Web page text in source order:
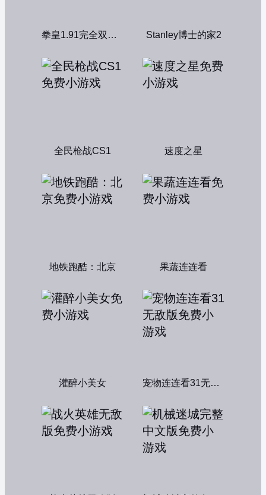
拳皇1.91完全双人版 Stanley博士的家2
全民枪战CS1 速度之星
地铁跑酷：北京 果蔬连连看
灌醉小美女 宠物连连看31无敌版